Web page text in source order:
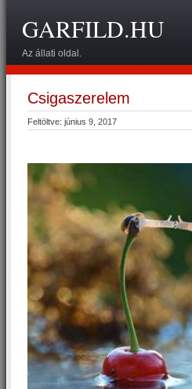
GARFILD.HU
Az állati oldal.
Csigaszerelem
Feltöltve: június 9, 2017